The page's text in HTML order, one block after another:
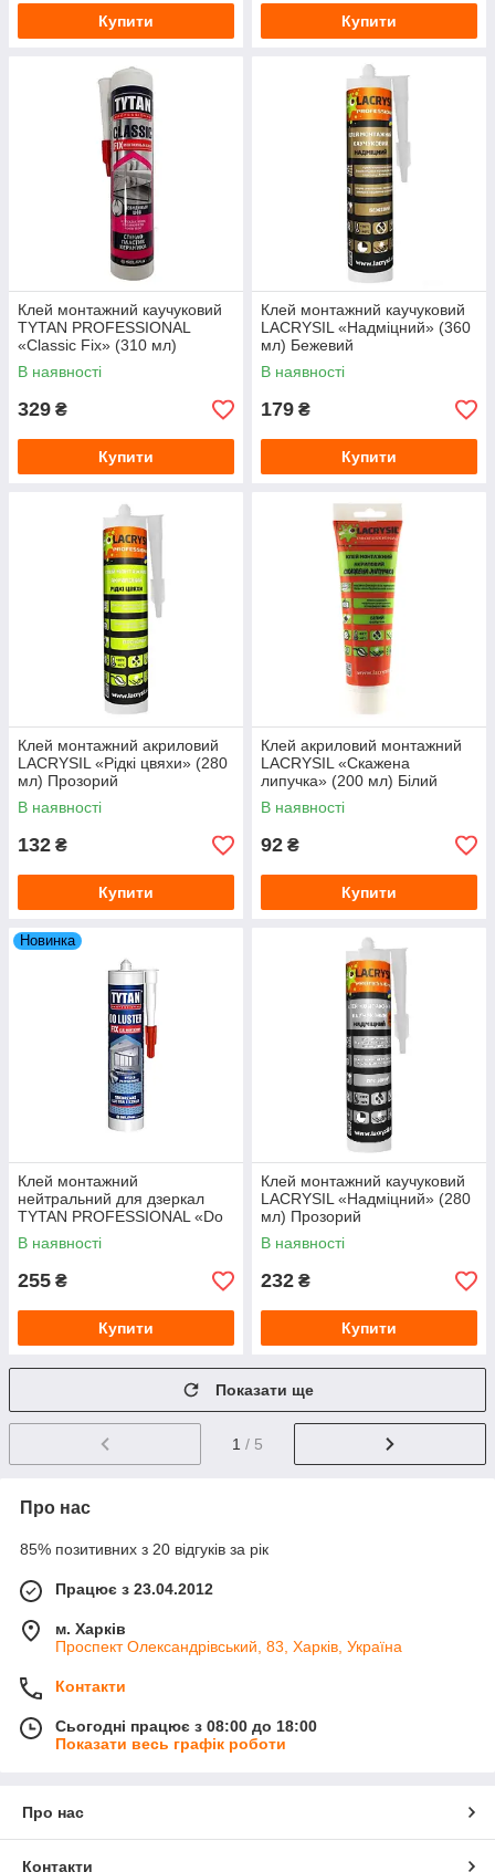
Купити Купити
Клей монтажний каучуковий
TYTAN PROFESSIONAL
«Classic Fix» (310 мл)
Прозорий
В наявності
329 ₴
Купити
Клей монтажний каучуковий
LACRYSIL «Надміцний» (360
мл) Бежевий
В наявності
179 ₴
Купити
Клей монтажний акриловий
LACRYSIL «Рідкі цвяхи» (280
мл) Прозорий
В наявності
132 ₴
Купити
Клей акриловий монтажний
LACRYSIL «Скажена
липучка» (200 мл) Білий
В наявності
92 ₴
Купити
Новинка
Клей монтажний
нейтральний для дзеркал
TYTAN PROFESSIONAL «Do
Luster» (310 мл) Бежевий
В наявності
255 ₴
Купити
Клей монтажний каучуковий
LACRYSIL «Надміцний» (280
мл) Прозорий
В наявності
232 ₴
Купити
Показати ще
1 / 5
Про нас
85% позитивних з 20 відгуків за рік
Працює з 23.04.2012
м. Харків
Проспект Олександрівський, 83, Харків, Україна
Контакти
Сьогодні працює з 08:00 до 18:00
Показати весь графік роботи
Про нас
Контакти